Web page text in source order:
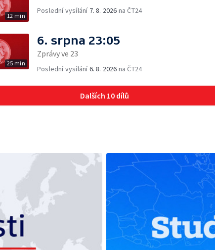
12 min
Poslední vysílání 7. 8. 2026 na ČT24
25 min
6. srpna 23:05
Zprávy ve 23
Poslední vysílání6. 8. 2026 na ČT24
Dalších 10 dílů